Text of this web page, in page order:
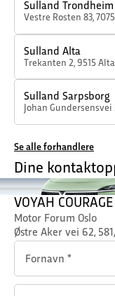
Sulland Trondheim
Vestre Rosten 83, 7075
Sulland Alta
Trekanten 2, 9515 Alta
Sulland Sarpsborg
Johan Gundersensvei
Se alle forhandlere
Dine
Fornavn *
VOYAH COURAGE
Motor Forum Oslo
Østre Aker vei 62,